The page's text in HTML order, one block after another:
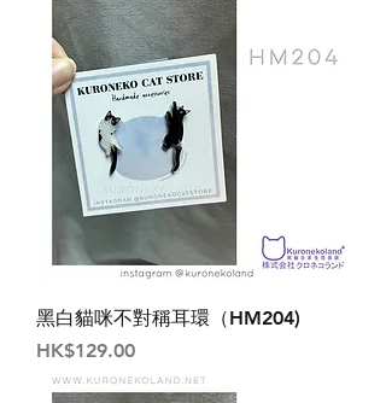
黑白貓咪不對稱耳環（HM204)
價格
HK$129.00